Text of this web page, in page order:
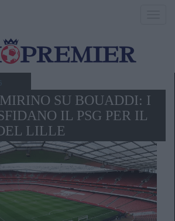
SU BOUADDI: I
IL PSG PER IL
LILLE